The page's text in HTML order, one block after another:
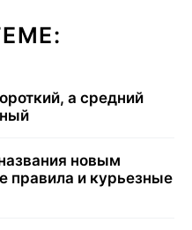
а средний
новым
правила и курьезные